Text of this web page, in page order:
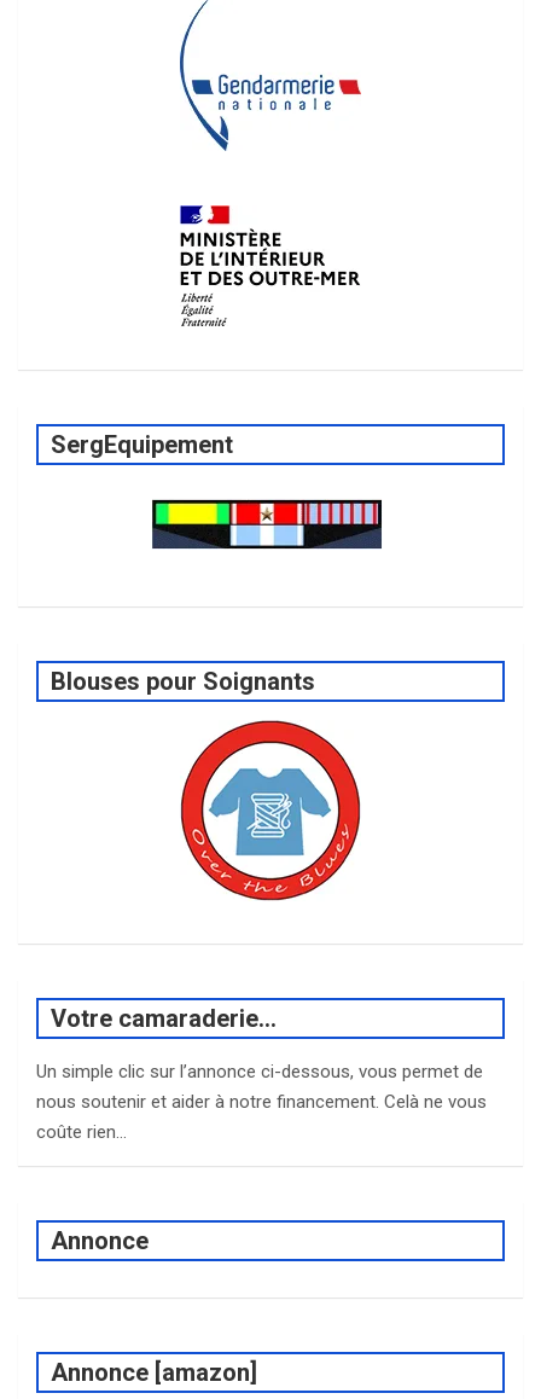
SergEquipement
Blouses pour Soignants
Votre camaraderie…
Un simple clic sur l’annonce ci-dessous, vous permet de
nous soutenir et aider à notre financement. Celà ne vous
coûte rien…
Annonce
Annonce [amazon]